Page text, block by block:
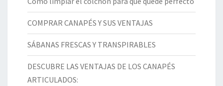
COMPRAR CANAPÉS Y SUS VENTAJAS
SÁBANAS FRESCAS Y TRANSPIRABLES
DESCUBRE LAS VENTAJAS DE LOS CANAPÉS
ARTICULADOS: